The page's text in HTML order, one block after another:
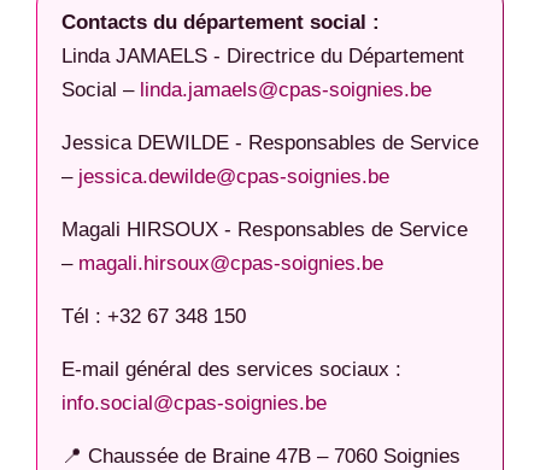
Contacts du département social :
Linda JAMAELS - Directrice du Département
Social – linda.jamaels@cpas-soignies.be
Jessica DEWILDE - Responsables de Service
– jessica.dewilde@cpas-soignies.be
Magali HIRSOUX - Responsables de Service
– magali.hirsoux@cpas-soignies.be
Tél : +32 67 348 150
E-mail général des services sociaux :
info.social@cpas-soignies.be
📍 Chaussée de Braine 47B – 7060 Soignies